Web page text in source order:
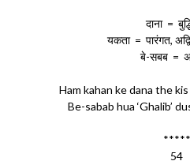
दाना =
यकता = पारंगत,
बे-सबब =
Ham kahan ke dana the
Be-sabab hua ‘Ghalib’
*****
54